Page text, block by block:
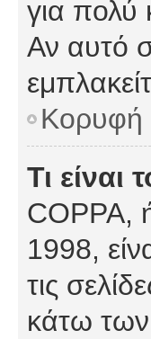
για πολύ
Αν αυτό
Κορυφή
Τι είναι
COPPA,
1998,
τις
κάτω